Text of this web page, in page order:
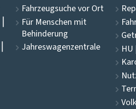
Fahrzeugsuche vor Ort
Für Menschen mit
Behinderung
Jahreswagenzentrale
HU